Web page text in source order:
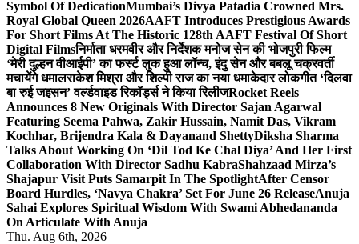
Symbol Of DedicationMumbai’s Divya Patadia Crowned Mrs.
Royal Global Queen 2026AAFT Introduces Prestigious Awards
For Short Films At The Historic 128th AAFT Festival Of Short
Digital Filmsनिर्माता धरमवीर और निर्देशक मनोज सेन की भोजपुरी फिल्म
‘मेरी दुल्हन वीआईपी’ का फर्स्ट लुक हुआ लॉन्च, इंदु सेन और बबलू चक्रवर्ती
मचायेंगे धमालराकेश मिश्रा और शिल्पी राज का नया धमाकेदार लोकगीत ‘दिलवा
बा रुई जइसन’ वर्ल्डवाइड रिकॉर्ड्स ने किया रिलीजRocket Reels
Announces 8 New Originals With Director Sajan Agarwal
Featuring Seema Pahwa, Zakir Hussain, Namit Das, Vikram
Kochhar, Brijendra Kala & Dayanand ShettyDiksha Sharma
Talks About Working On ‘Dil Tod Ke Chal Diya’ And Her First
Collaboration With Director Sadhu KabraShahzaad Mirza’s
Shajapur Visit Puts Samarpit In The SpotlightAfter Censor
Board Hurdles, ‘Navya Chakra’ Set For June 26 ReleaseAnuja
Sahai Explores Spiritual Wisdom With Swami Abhedananda
On Articulate With Anuja
Thu. Aug 6th, 2026